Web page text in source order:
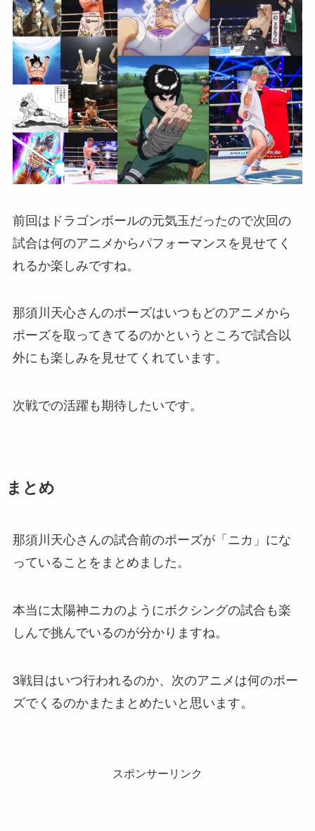
前回はドラゴンボールの元気玉だったので次回の
試合は何のアニメからパフォーマンスを見せてく
れるか楽しみですね。
那須川天心さんのポーズはいつもどのアニメから
ポーズを取ってきてるのかというところで試合以
外にも楽しみを見せてくれています。
次戦での活躍も期待したいです。
まとめ
那須川天心さんの試合前のポーズが「ニカ」にな
っていることをまとめました。
本当に太陽神ニカのようにボクシングの試合も楽
しんで挑んでいるのが分かりますね。
3戦目はいつ行われるのか、次のアニメは何のポー
ズでくるのかまたまとめたいと思います。
スポンサーリンク